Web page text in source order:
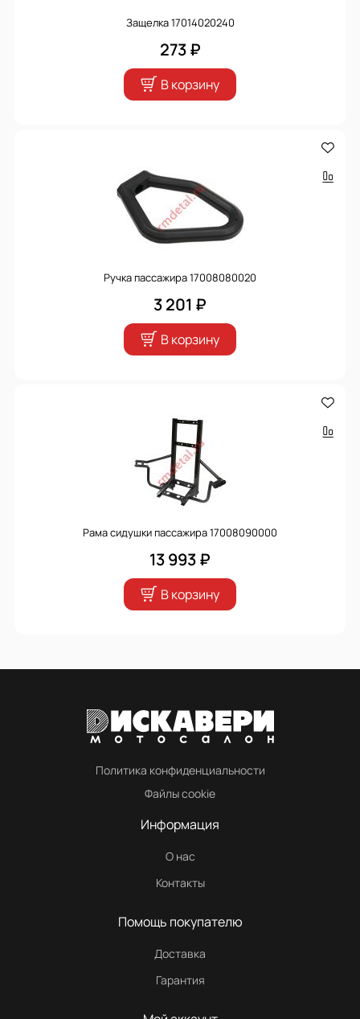
Защелка 17014020240
273 ₽
В корзину
Ручка пассажира 17008080020
3 201 ₽
В корзину
Рама сидушки пассажира 17008090000
13 993 ₽
В корзину
Политика конфиденциальности
Файлы cookie
Информация
О нас
Контакты
Помощь покупателю
Доставка
Гарантия